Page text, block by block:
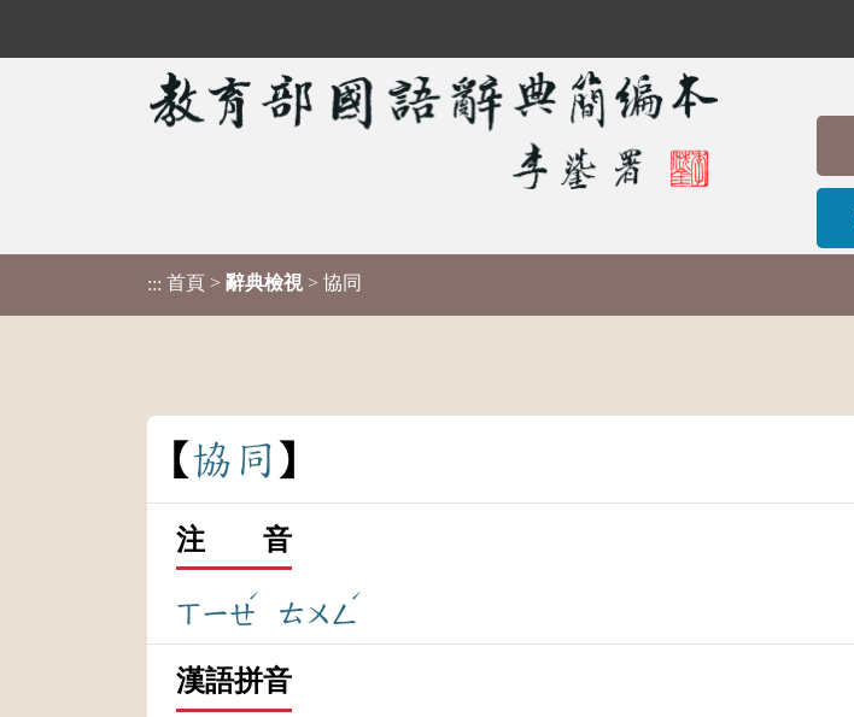
::: 首頁 > 辭典檢視 > 協同
協 同
注 音
ㄒㄧㄝ
ˊ
ㄊㄨㄥ
ˊ
漢語拼音